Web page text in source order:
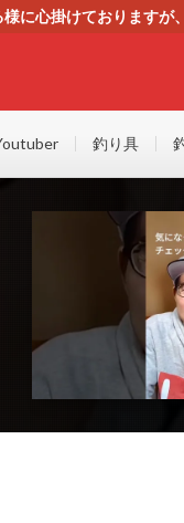
に心掛けております
釣り具